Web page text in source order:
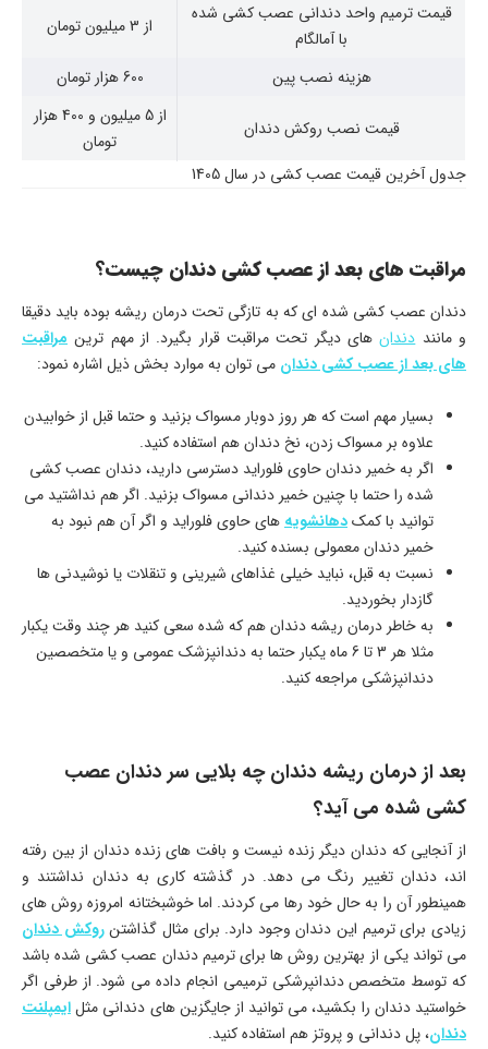
قیمت ترمیم واحد دندانی عصب کشی شده
با آمالگام
از 3 میلیون تومان
هزینه نصب پین 600 هزار تومان
قیمت نصب روکش دندان
از 5 میلیون و 400 هزار
تومان
جدول آخرین قیمت عصب کشی در سال 1405
مراقبت های بعد از عصب کشی دندان چیست؟
دندان عصب کشی شده ای که به تازگی تحت درمان ریشه بوده باید دقیقا
و ماننددندانهای دیگر تحت مراقبت قرار بگیرد. از مهم ترین مراقبت
های بعد از عصب کشی دندان می توان به موارد بخش ذیل اشاره نمود:
بسیار مهم است که هر روز دوبار مسواک بزنید و حتما قبل از خوابیدن
علاوه بر مسواک زدن، نخ دندان هم استفاده کنید.
اگر به خمیر دندان حاوی فلوراید دسترسی دارید، دندان عصب کشی
شده را حتما با چنین خمیر دندانی مسواک بزنید. اگر هم نداشتید می
توانید با کمکدهانشویههای حاوی فلوراید و اگر آن هم نبود به
خمیر دندان معمولی بسنده کنید.
نسبت به قبل، نباید خیلی غذاهای شیرینی و تنقلات یا نوشیدنی ها
گازدار بخوردید.
به خاطر درمان ریشه دندان هم که شده سعی کنید هر چند وقت یکبار
مثلا هر 3 تا 6 ماه یکبار حتما به دندانپزشک عمومی و یا متخصصین
دندانپزشکی مراجعه کنید.
بعد از درمان ریشه دندان چه بلایی سر دندان عصب
کشی شده می آید؟
از آنجایی که دندان دیگر زنده نیست و بافت های زنده دندان از بین رفته
اند، دندان تغییر رنگ می دهد. در گذشته کاری به دندان نداشتند و
همینطور آن را به حال خود رها می کردند. اما خوشبختانه امروزه روش های
زیادی برای ترمیم این دندان وجود دارد. برای مثال گذاشتنروکش دندان
می تواند یکی از بهترین روش ها برای ترمیم دندان عصب کشی شده باشد
که توسط متخصص دندانپرشکی ترمیمی انجام داده می شود. از طرفی اگر
خواستید دندان را بکشید، می توانید از جایگزین های دندانی مثلایمپلنت
دندان، پل دندانی و پروتز هم استفاده کنید.